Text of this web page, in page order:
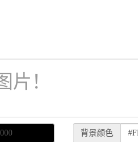
背景颜色